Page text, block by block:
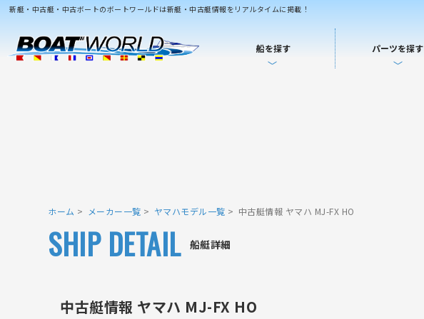
新艇・中古艇・中古ボートのボートワールドは新艇・中古艇情報をリアルタイムに掲載！
船を探す パーツを探す
ホーム メーカー一覧 ヤマハモデル一覧 中古艇情報 ヤマハ MJ-FX HO
船艇詳細
SHIP DETAIL
中古艇情報 ヤマハ MJ-FX HO